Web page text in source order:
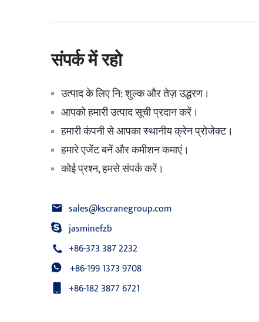
संपर्क में रहो
उत्पाद के लिए नि: शुल्क और तेज़ उद्धरण।
आपको हमारी उत्पाद सूची प्रदान करें।
हमारी कंपनी से आपका स्थानीय क्रेन प्रोजेक्ट।
हमारे एजेंट बनें और कमीशन कमाएं।
कोई प्रश्न, हमसे संपर्क करें।
sales@kscranegroup.com
jasminefzb
+86-373 387 2232
+86-199 1373 9708
+86-182 3877 6721